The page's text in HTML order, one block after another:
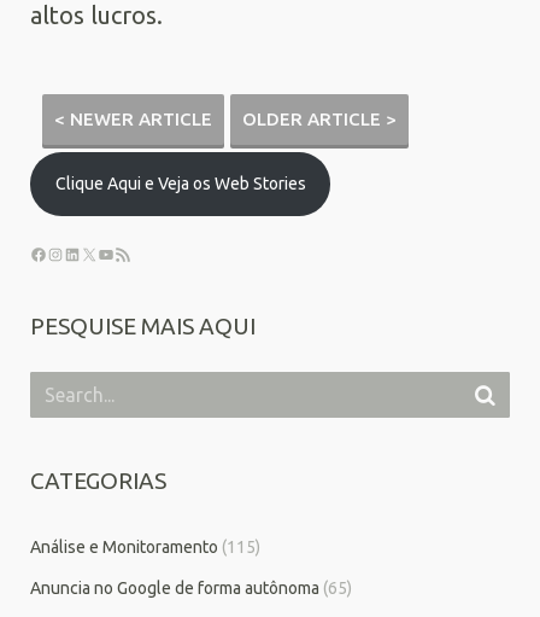
altos lucros.
< NEWER ARTICLE OLDER ARTICLE >
Clique Aqui e Veja os Web Stories
PESQUISE MAIS AQUI
CATEGORIAS
Análise e Monitoramento (115)
Anuncia no Google de forma autônoma (65)